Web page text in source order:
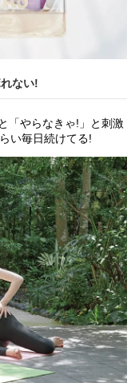
ない!
「やらなきゃ!」と刺激
い毎日続けてる!